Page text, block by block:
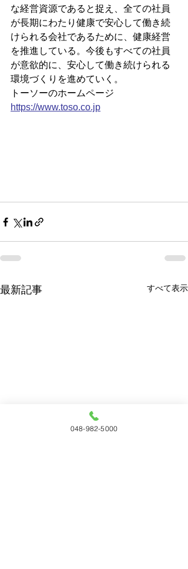
な経営資源であると捉え、全ての社員
が長期にわたり健康で安心して働き続
けられる会社であるために、健康経営
を推進している。今後もすべての社員
が意欲的に、安心して働き続けられる
環境づくりを進めていく。
トーソーのホームページ
https://www.toso.co.jp
最新記事 すべて表示
048-982-5000